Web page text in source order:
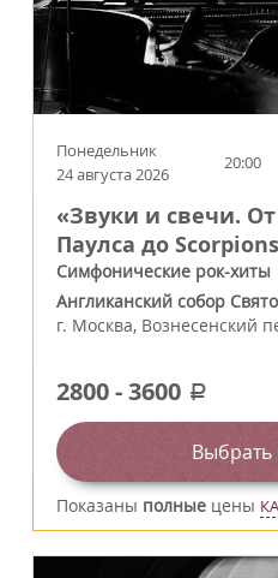
Понедельник
24 августа 2026
20:00
«Звуки и свечи.
Паулса до
Симфонические рок-хиты
Англиканский собор
г. Москва, Вознесенский
2800-3600 a
Выбрать
Показаны полные цены